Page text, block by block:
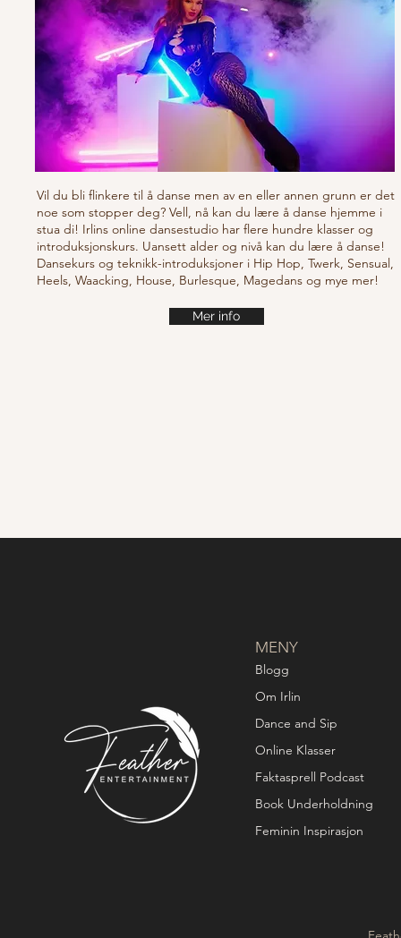
Vil du bli flinkere til å danse men av en eller annen grunn er det
noe som stopper deg? Vell, nå kan du lære å danse hjemme i
stua di! Irlins online dansestudio har flere hundre klasser og
introduksjonskurs. Uansett alder og nivå kan du lære å danse!
Dansekurs og teknikk-introduksjoner i Hip Hop, Twerk, Sensual,
Heels, Waacking, House, Burlesque, Magedans og mye mer!
Mer info
MENY
Blogg
Om Irlin
Dance and Sip
Online Klasser
Faktasprell Podcast
Book Underholdning
Feminin Inspirasjon